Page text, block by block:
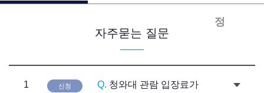
정
자주묻는 질문
1 신청 Q. 청와대 관람 입장료가